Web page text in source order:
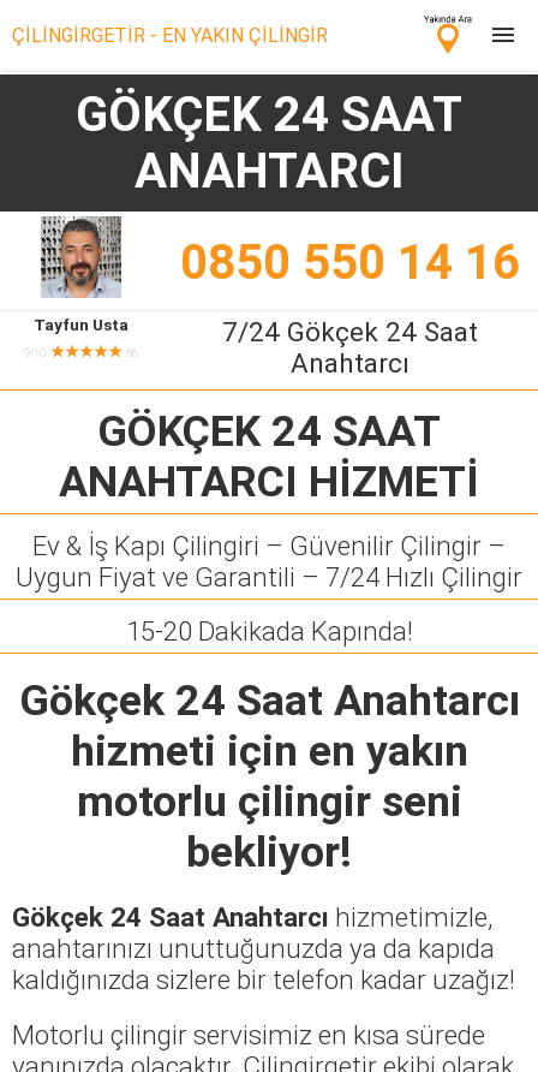
ÇİLİNGİRGETİR - EN YAKIN ÇİLİNGİR
Çilingir Ara
Çilingir misin? Bize Katıl!
GÖKÇEK 24 SAAT
ANAHTARCI
0850 550 14 16
Tayfun Usta
9/10 ★★★★★ 56
7/24 Gökçek 24 Saat
Anahtarcı
GÖKÇEK 24 SAAT
ANAHTARCI HİZMETİ
Ev & İş Kapı Çilingiri – Güvenilir Çilingir –
Uygun Fiyat ve Garantili – 7/24 Hızlı Çilingir
15-20 Dakikada Kapında!
Gökçek 24 Saat Anahtarcı
hizmeti için en yakın
motorlu çilingir seni
bekliyor!
Gökçek 24 Saat Anahtarcı hizmetimizle,
anahtarınızı unuttuğunuzda ya da kapıda
kaldığınızda sizlere bir telefon kadar uzağız!
Motorlu çilingir servisimiz en kısa sürede
yanınızda olacaktır. Çilingirgetir ekibi olarak